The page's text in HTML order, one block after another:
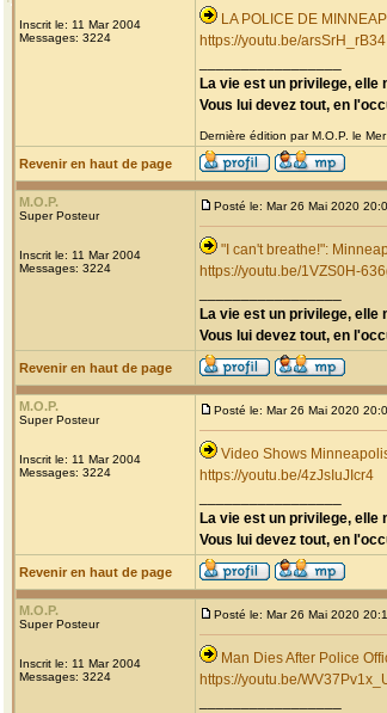
Inscrit le: 11 Mar 2004
Messages: 3224
LA POLICE DE
https://youtu.be/arsSrH_rB34
La vie est un privilege, elle
Vous lui devez tout, en
Dernière édition par M.O.P. le
Revenir en haut de page
M.O.P.
Super Posteur
Inscrit le: 11 Mar 2004
Messages: 3224
Posté le: Mar 26 Mai 2020
"I can't breathe!":
https://youtu.be/1VZS0H-
La vie est un privilege, elle
Vous lui devez tout, en
Revenir en haut de page
M.O.P.
Super Posteur
Inscrit le: 11 Mar 2004
Messages: 3224
Posté le: Mar 26 Mai 2020
Video Shows
https://youtu.be/4zJsIuJIcr4
La vie est un privilege, elle
Vous lui devez tout, en
Revenir en haut de page
M.O.P.
Super Posteur
Inscrit le: 11 Mar 2004
Messages: 3224
Posté le: Mar 26 Mai 2020
Man Dies After Police
https://youtu.be/